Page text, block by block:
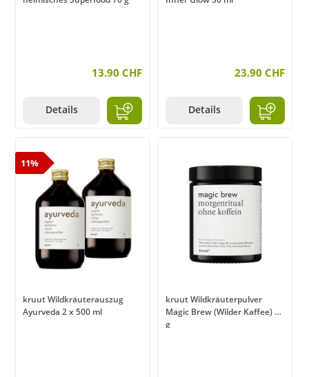
13.90 CHF
Details
23.90 CHF
Details
11%
kruut Wildkräuterauszug
Ayurveda 2 x 500 ml
kruut Wildkräuterpulver
Magic Brew (Wilder Kaffee) 75
g